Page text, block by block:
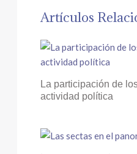
Artículos
La participación de
actividad política